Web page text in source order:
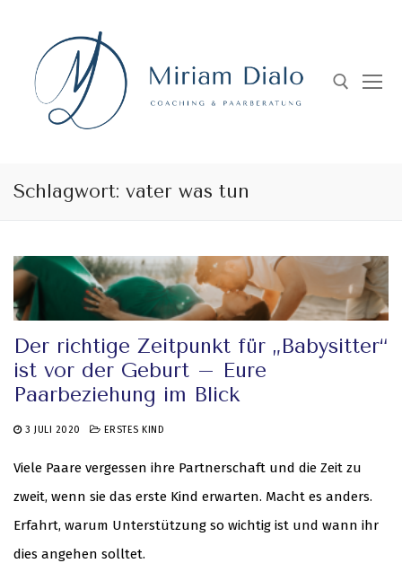
content
Schlagwort: vater was tun
Der richtige Zeitpunkt für „Babysitter“
ist vor der Geburt – Eure
Paarbeziehung im Blick
3 JULI 2020 ERSTES KIND
Viele Paare vergessen ihre Partnerschaft und die Zeit zu
zweit, wenn sie das erste Kind erwarten. Macht es anders.
Erfahrt, warum Unterstützung so wichtig ist und wann ihr
dies angehen solltet.